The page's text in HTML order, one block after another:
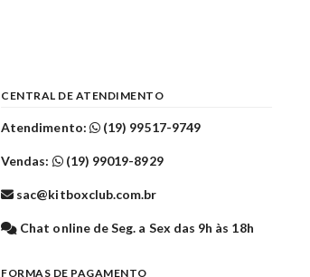
CENTRAL DE ATENDIMENTO
Atendimento: (19) 99517-9749
Vendas: (19) 99019-8929
sac@kitboxclub.com.br
Chat online de Seg. a Sex das 9h às 18h
FORMAS DE PAGAMENTO